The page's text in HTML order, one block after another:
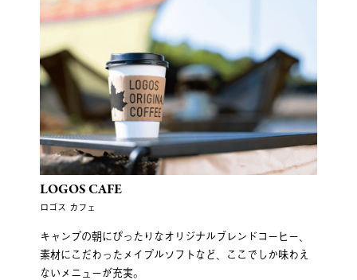
LOGOS CAFE
ロゴス カフェ
キャンプの朝にぴったりなオリジナルブレンドコーヒー、
素材にこだわったメイプルソフトなど、ここでしか味わえ
ないメニューが充実。